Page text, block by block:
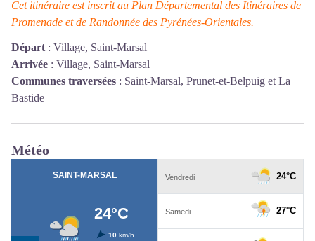
Cet itinéraire est inscrit au Plan Départemental des Itinéraires de
Promenade et de Randonnée des Pyrénées-Orientales.
Départ : Village, Saint-Marsal
Arrivée : Village, Saint-Marsal
Communes traversées : Saint-Marsal, Prunet-et-Belpuig et La
Bastide
Météo